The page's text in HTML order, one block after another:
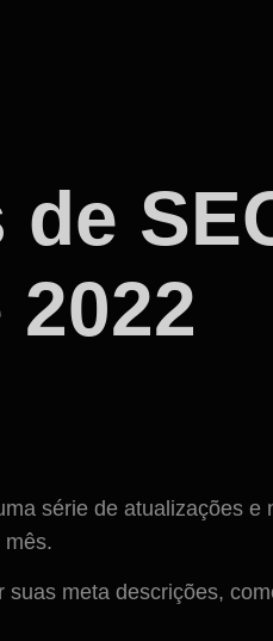
série de atualizações
mês.
meta descrições,